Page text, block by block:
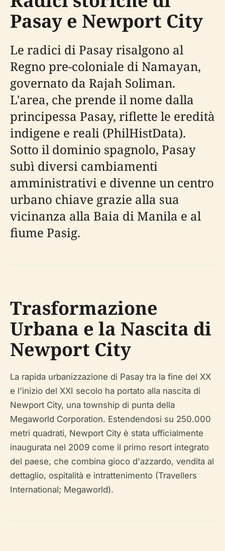
Pasay e Newport City
Le radici di Pasay risalgono al
Regno pre-coloniale di Namayan,
governato da Rajah Soliman.
L'area, che prende il nome dalla
principessa Pasay, riflette le eredità
indigene e reali (PhilHistData).
Sotto il dominio spagnolo, Pasay
subì diversi cambiamenti
amministrativi e divenne un centro
urbano chiave grazie alla sua
vicinanza alla Baia di Manila e al
fiume Pasig.
Trasformazione
Urbana e la Nascita di
Newport City
La rapida urbanizzazione di Pasay tra la fine del XX
e l'inizio del XXI secolo ha portato alla nascita di
Newport City, una township di punta della
Megaworld Corporation. Estendendosi su 250.000
metri quadrati, Newport City è stata ufficialmente
inaugurata nel 2009 come il primo resort integrato
del paese, che combina gioco d'azzardo, vendita al
dettaglio, ospitalità e intrattenimento (Travellers
International; Megaworld).